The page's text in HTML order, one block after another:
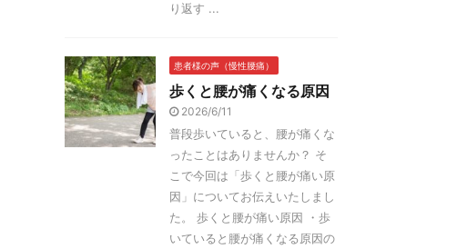
り返す ...
患者様の声（慢性腰痛）
歩くと腰が痛くなる原因
2026/6/11
普段歩いていると、腰が痛くな
ったことはありませんか？ そ
こで今回は「歩くと腰が痛い原
因」についてお伝えいたしまし
た。 歩くと腰が痛い原因 ・歩
いていると腰が痛くなる原因の